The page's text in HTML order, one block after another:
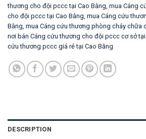
thương cho đội pccc tại Cao Bằng mua Cáng
cho đội pccc tại Cao Bằng mua Cáng cứu
Bằng mua Cáng cứu thương phòng cháy chữa
nơi bán Cáng cứu thương cho đội pccc cơ sở tại
cứu thương pccc giá rẻ tại Cao Bằng
DESCRIPTION